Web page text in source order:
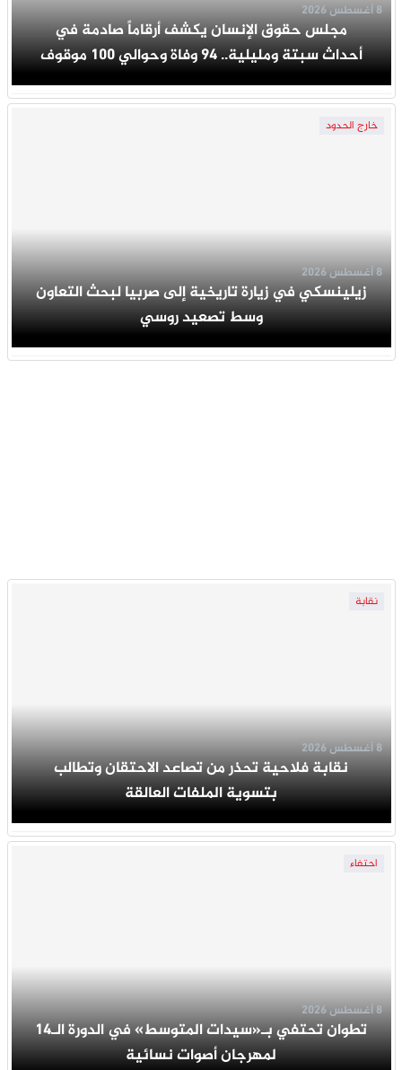
مجلس حقوق الإنسان يكشف أرقاماً صادمة في
أحداث سبتة ومليلية.. 94 وفاة وحوالي 100 موقوف
8 أغسطس 2026
خارج الحدود
زيلينسكي في زيارة تاريخية إلى صربيا لبحث التعاون
وسط تصعيد روسي
8 أغسطس 2026
نقابة
نقابة فلاحية تحذر من تصاعد الاحتقان وتطالب
بتسوية الملفات العالقة
8 أغسطس 2026
احتفاء
تطوان تحتفي بـ«سيدات المتوسط» في الدورة الـ14
لمهرجان أصوات نسائية
8 أغسطس 2026